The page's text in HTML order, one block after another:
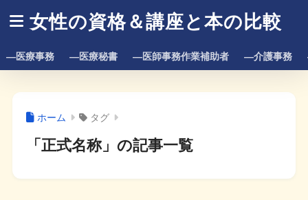
女性の資格＆講座と本の比較
―医療事務 ―医療秘書 ―医師事務作業補助者 ―介護事務
ホーム タグ
「正式名称」の記事一覧